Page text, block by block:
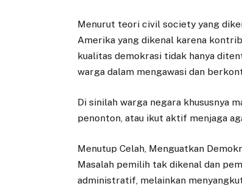
Menurut teori civil society yang
Amerika yang dikenal karena
kualitas demokrasi tidak hanya
warga dalam mengawasi dan
Di sinilah warga negara khususnya
penonton, atau ikut aktif menjaga
Menutup Celah, Menguatkan
Masalah pemilih tak dikenal dan
administratif, melainkan